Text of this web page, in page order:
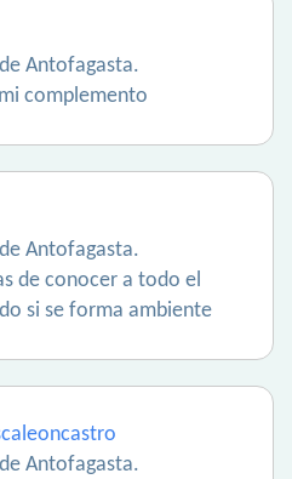
Antofagasta.
complemento
Antofagasta.
de conocer a todo el
si se forma ambiente
Antofagasta.